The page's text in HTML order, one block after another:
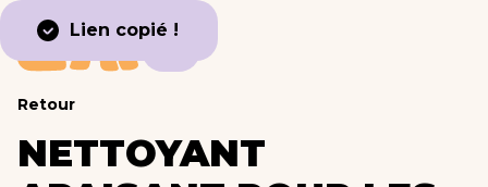
Lien copié !
Retour
NETTOYANT